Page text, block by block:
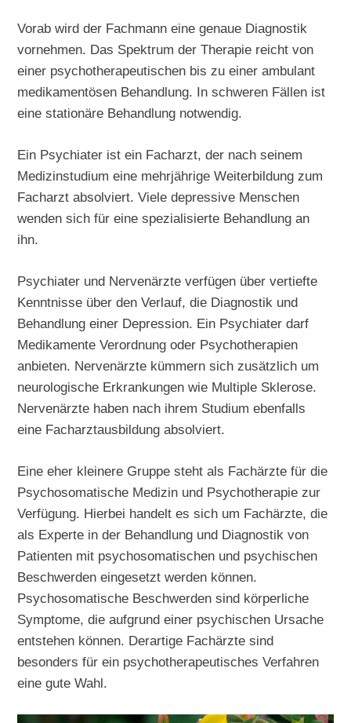
Vorab wird der Fachmann eine genaue Diagnostik
vornehmen. Das Spektrum der Therapie reicht von
einer psychotherapeutischen bis zu einer ambulant
medikamentösen Behandlung. In schweren Fällen ist
eine stationäre Behandlung notwendig.
Ein Psychiater ist ein Facharzt, der nach seinem
Medizinstudium eine mehrjährige Weiterbildung zum
Facharzt absolviert. Viele depressive Menschen
wenden sich für eine spezialisierte Behandlung an
ihn.
Psychiater und Nervenärzte verfügen über vertiefte
Kenntnisse über den Verlauf, die Diagnostik und
Behandlung einer Depression. Ein Psychiater darf
Medikamente Verordnung oder Psychotherapien
anbieten. Nervenärzte kümmern sich zusätzlich um
neurologische Erkrankungen wie Multiple Sklerose.
Nervenärzte haben nach ihrem Studium ebenfalls
eine Facharztausbildung absolviert.
Eine eher kleinere Gruppe steht als Fachärzte für die
Psychosomatische Medizin und Psychotherapie zur
Verfügung. Hierbei handelt es sich um Fachärzte, die
als Experte in der Behandlung und Diagnostik von
Patienten mit psychosomatischen und psychischen
Beschwerden eingesetzt werden können.
Psychosomatische Beschwerden sind körperliche
Symptome, die aufgrund einer psychischen Ursache
entstehen können. Derartige Fachärzte sind
besonders für ein psychotherapeutisches Verfahren
eine gute Wahl.